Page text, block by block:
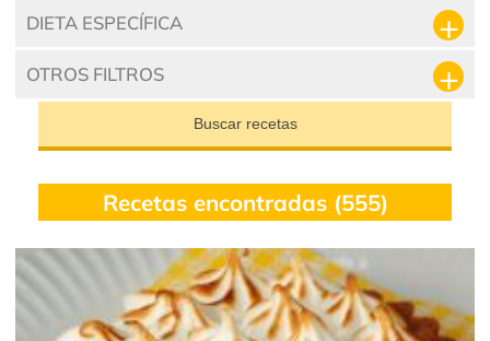
DIETA ESPECÍFICA
OTROS FILTROS
Buscar recetas
Recetas encontradas (555)